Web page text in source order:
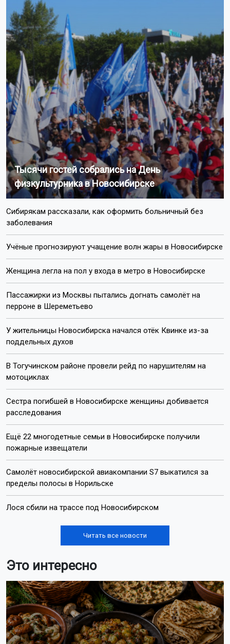
Тысячи гостей собрались на День
физкультурника в Новосибирске
Сибирякам рассказали, как оформить больничный без
заболевания
Учёные прогнозируют учащение волн жары в Новосибирске
Женщина легла на пол у входа в метро в Новосибирске
Пассажирки из Москвы пытались догнать самолёт на
перроне в Шереметьево
У жительницы Новосибирска начался отёк Квинке из-за
поддельных духов
В Тогучинском районе провели рейд по нарушителям на
мотоциклах
Сестра погибшей в Новосибирске женщины добивается
расследования
Ещё 22 многодетные семьи в Новосибирске получили
пожарные извещатели
Самолёт новосибирской авиакомпании S7 выкатился за
пределы полосы в Норильске
Лося сбили на трассе под Новосибирском
Читать все новости
Это интересно